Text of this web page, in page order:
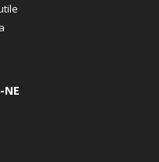
NE